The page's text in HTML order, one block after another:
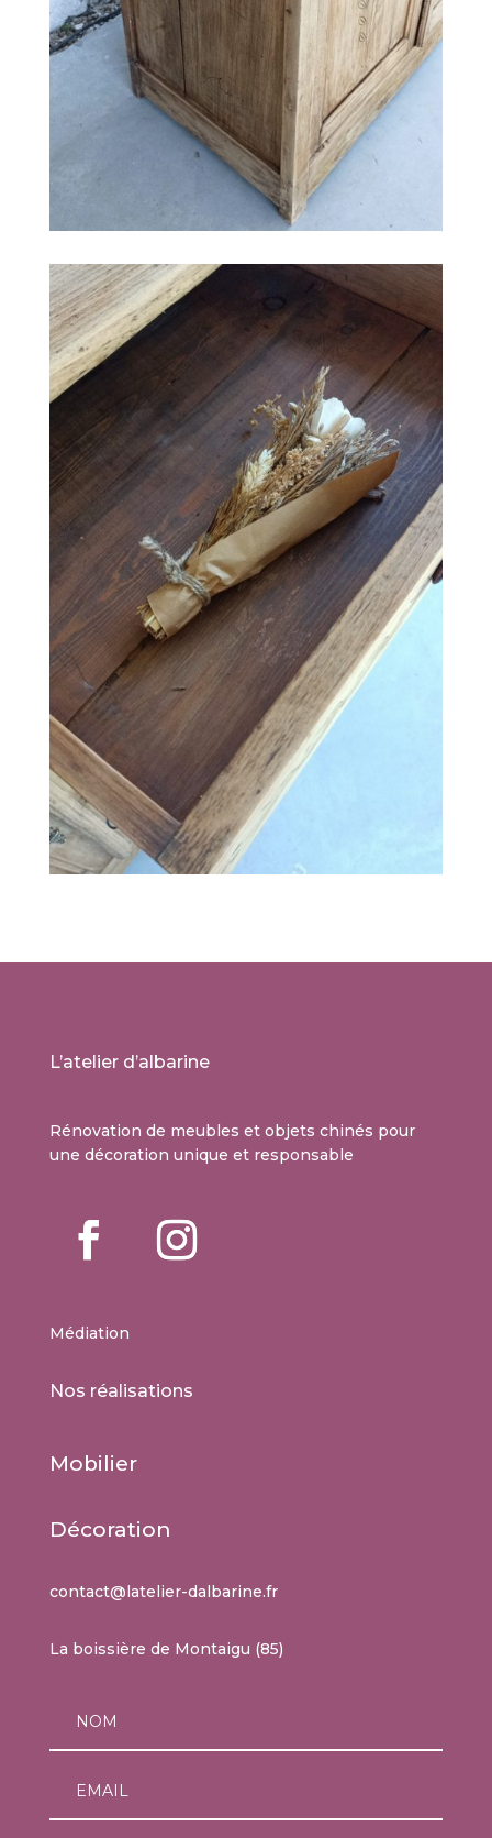
L’atelier d’albarine
Rénovation de meubles et objets chinés pour
une décoration unique et responsable
Médiation
Nos réalisations
Mobilier
Décoration
contact@latelier-dalbarine.fr
La boissière de Montaigu (85)